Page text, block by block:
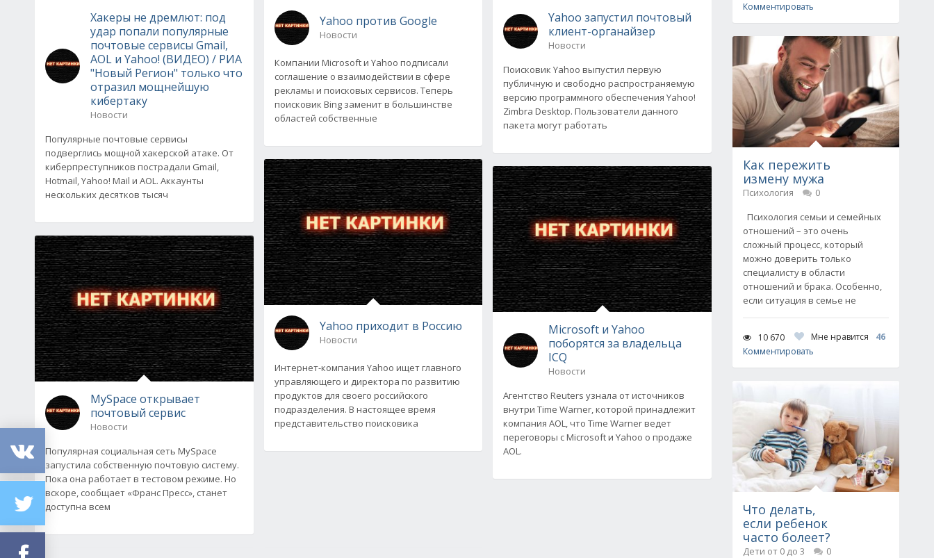
Хакеры не дремлют: под
удар попали популярные
почтовые сервисы Gmail,
AOL и Yahoo! (ВИДЕО) / РИА
"Новый Регион" только что
отразил мощнейшую
кибертаку
Новости
Популярные почтовые сервисы
подверглись мощной хакерской атаке. От
киберпреступников пострадали Gmail,
Hotmail, Yahoo! Mail и AOL. Аккаунты
нескольких десятков тысяч
MySpace открывает
почтовый сервис
Новости
Популярная социальная сеть MySpace
запустила собственную почтовую систему.
Пока она работает в тестовом режиме. Но
вскоре, сообщает «Франс Пресс», станет
доступна всем
Yahoo против Google
Новости
Компании Microsoft и Yahoo подписали
соглашение о взаимодействии в сфере
рекламы и поисковых сервисов. Теперь
поисковик Bing заменит в большинстве
областей собственные
Yahoo приходит в Россию
Новости
Интернет-компания Yahoo ищет главного
управляющего и директора по развитию
продуктов для своего российского
подразделения. В настоящее время
представительство поисковика
Yahoo запустил почтовый
клиент-органайзер
Новости
Поисковик Yahoo выпустил первую
публичную и свободно распространяемую
версию программного обеспечения Yahoo!
Zimbra Desktop. Пользователи данного
пакета могут работать
Microsoft и Yahoo
поборятся за владельца
ICQ
Новости
Агентство Reuters узнала от источников
внутри Time Warner, которой принадлежит
компания AOL, что Time Warner ведет
переговоры с Microsoft и Yahoo о продаже
AOL.
Комментировать
Как пережить
измену мужа
Психология
0
Психология семьи и семейных
отношений – это очень
сложный процесс, который
можно доверить только
специалисту в области
отношений и брака. Особенно,
если ситуация в семье не
10 670 Мне нравится
46
Комментировать
Что делать,
если ребенок
часто болеет?
Дети от 0 до 3
0